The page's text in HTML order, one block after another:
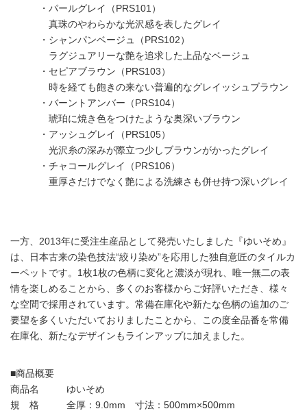
・パールグレイ（PRS101）
真珠のやわらかな光沢感を表したグレイ
・シャンパンベージュ（PRS102）
ラグジュアリーな艶を追求した上品なベージュ
・セピアブラウン（PRS103）
時を経ても飽きの来ない普遍的なグレイッシュブラウン
・バーントアンバー（PRS104）
琥珀に焼き色をつけたような奥深いブラウン
・アッシュグレイ（PRS105）
光沢糸の深みが際立つ少しブラウンがかったグレイ
・チャコールグレイ（PRS106）
重厚さだけでなく艶による洗練さも併せ持つ深いグレイ
一方、2013年に受注生産品として発売いたしました『ゆいそめ』
は、日本古来の染色技法“絞り染め”を応用した独自意匠のタイルカ
ーペットです。1枚1枚の色柄に変化と濃淡が現れ、唯一無二の表
情を楽しめることから、多くのお客様からご好評いただき、様々
な空間で採用されています。常備在庫化や新たな色柄の追加のご
要望を多くいただいておりましたことから、この度全品番を常備
在庫化、新たなデザインもラインアップに加えました。
■商品概要
商品名 ゆいそめ
規 格 全厚：9.0mm 寸法：500mm×500mm